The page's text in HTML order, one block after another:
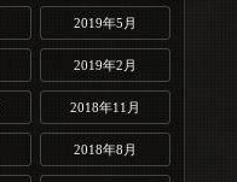
2019年5月
2019年2月
2018年11月
2018年8月